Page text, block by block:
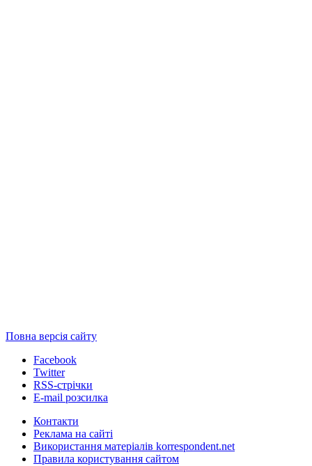
Повна версія сайту
Facebook
Twitter
RSS-стрічки
E-mail розсилка
Контакти
Реклама на сайті
Використання матеріалів korrespondent.net
Правила користування сайтом